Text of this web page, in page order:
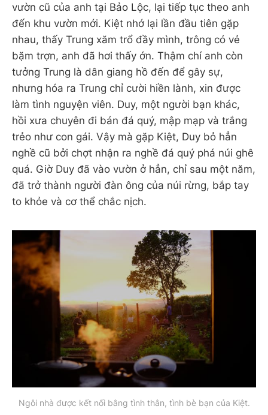
vườn cũ của anh tại Bảo Lộc, lại tiếp tục theo anh
đến khu vườn mới. Kiệt nhớ lại lần đầu tiên gặp
nhau, thấy Trung xăm trổ đầy mình, trông có vẻ
bặm trợn, anh đã hơi thấy ớn. Thậm chí anh còn
tưởng Trung là dân giang hồ đến để gây sự,
nhưng hóa ra Trung chỉ cười hiền lành, xin được
làm tình nguyện viên. Duy, một người bạn khác,
hồi xưa chuyên đi bán đá quý, mập mạp và trắng
trẻo như con gái. Vậy mà gặp Kiệt, Duy bỏ hẳn
nghề cũ bởi chợt nhận ra nghề đá quý phá núi ghê
quá. Giờ Duy đã vào vườn ở hẳn, chỉ sau một năm,
đã trở thành người đàn ông của núi rừng, bắp tay
to khỏe và cơ thể chắc nịch.
Ngôi nhà được kết nối bằng tình thân, tình bè bạn của Kiệt.